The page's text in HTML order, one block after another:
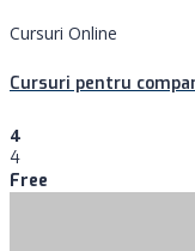
Cursuri Online
Cursuri pentru
4
4
Free